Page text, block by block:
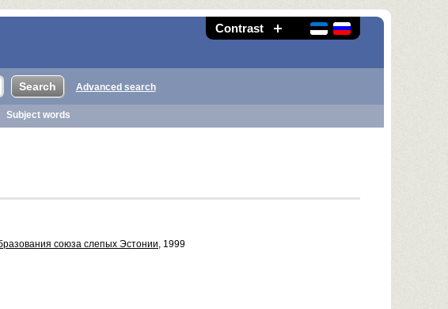
Contrast
Advanced search
Subject words
союза слепых Эстонии, 1999